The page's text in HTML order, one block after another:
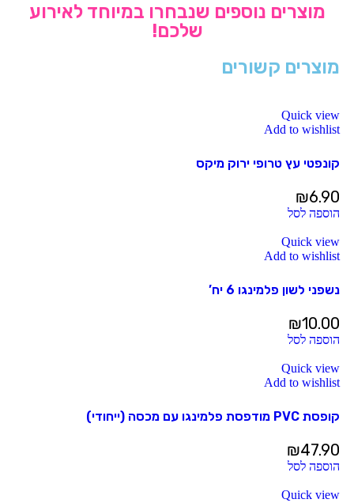
מוצרים נוספים שנבחרו במיוחד לאירוע
שלכם!
מוצרים קשורים
Quick view
Add to wishlist
קונפטי עץ טרופי ירוק מיקס
₪6.90
הוספה לסל
Quick view
Add to wishlist
נשפני לשון פלמינגו 6 יח’
₪10.00
הוספה לסל
Quick view
Add to wishlist
קופסת PVC מודפסת פלמינגו עם מכסה (ייחודי)
₪47.90
הוספה לסל
Quick view